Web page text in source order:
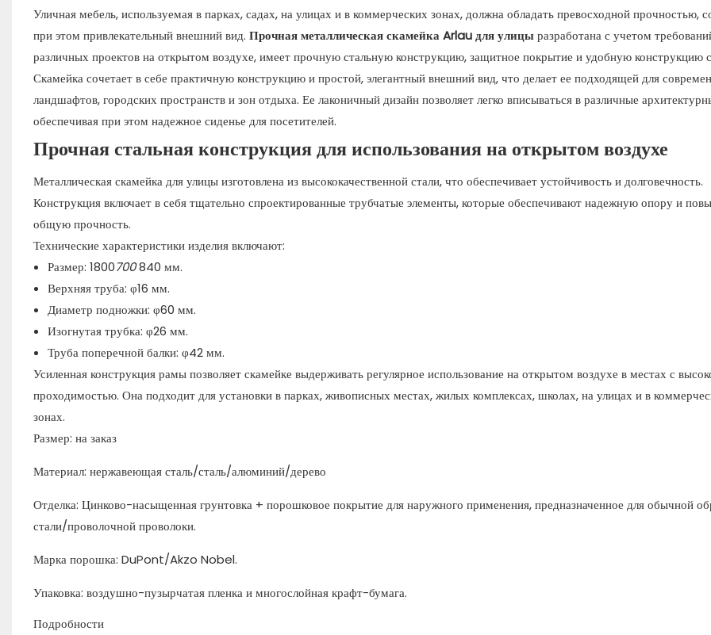
Уличная мебель, используемая в парках, садах, на улицах и в коммерческих зонах, должна обладать превосходной прочностью,
при этом привлекательный внешний вид. Прочная металлическая скамейка Arlau для улицыразработана с учетом
различных проектов на открытом воздухе, имеет прочную стальную конструкцию, защитное покрытие и удобную конструкцию
Скамейка сочетает в себе практичную конструкцию и простой, элегантный внешний вид, что делает ее подходящей для
ландшафтов, городских пространств и зон отдыха. Ее лаконичный дизайн позволяет легко вписываться в различные
обеспечивая при этом надежное сиденье для посетителей.
Прочная стальная конструкция для использования на открытом воздухе
Металлическая скамейка для улицы изготовлена ​​из высококачественной стали, что обеспечивает устойчивость и долговечность.
Конструкция включает в себя тщательно спроектированные трубчатые элементы, которые обеспечивают надежную опору и
общую прочность.
Технические характеристики изделия включают:
Размер: 1800700840 мм.
Верхняя труба: φ16 мм.
Диаметр подножки: φ60 мм.
Изогнутая трубка: φ26 мм.
Труба поперечной балки: φ42 мм.
Усиленная конструкция рамы позволяет скамейке выдерживать регулярное использование на открытом воздухе в местах с
проходимостью. Она подходит для установки в парках, живописных местах, жилых комплексах, школах, на улицах и в
зонах.
Размер: на заказ
Материал: нержавеющая сталь/сталь/алюминий/дерево
Отделка: Цинково-насыщенная грунтовка + порошковое покрытие для наружного применения, предназначенное для обычной
стали/проволочной проволоки.
Марка порошка: DuPont/Akzo Nobel.
Упаковка: воздушно-пузырчатая пленка и многослойная крафт-бумага.
Подробности